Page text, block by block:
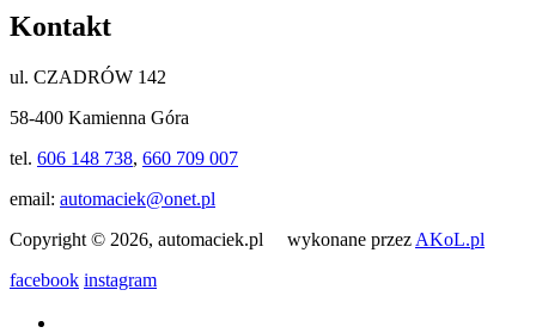
Kontakt
ul. CZADRÓW 142
58-400 Kamienna Góra
tel. 606 148 738, 660 709 007
email: automaciek@onet.pl
Copyright © 2026, automaciek.pl wykonane przez AKoL.pl
facebook instagram